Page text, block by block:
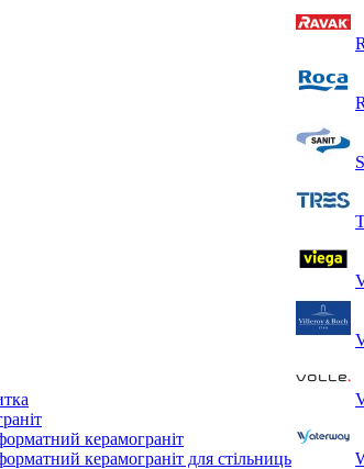
керамограніт
керамограніт для стільниць